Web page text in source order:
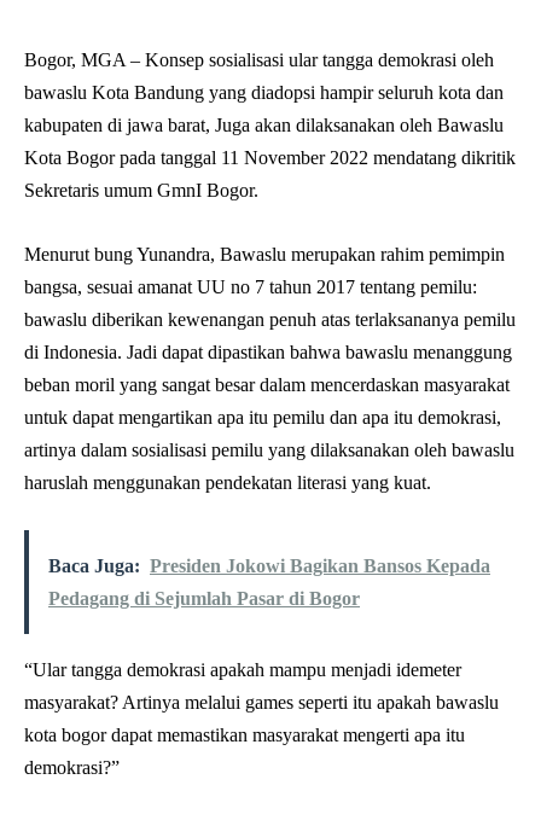
Bogor, MGA – Konsep sosialisasi ular tangga demokrasi oleh
bawaslu Kota Bandung yang diadopsi hampir seluruh kota dan
kabupaten di jawa barat, Juga akan dilaksanakan oleh Bawaslu
Kota Bogor pada tanggal 11 November 2022 mendatang dikritik
Sekretaris umum GmnI Bogor.
Menurut bung Yunandra, Bawaslu merupakan rahim pemimpin
bangsa, sesuai amanat UU no 7 tahun 2017 tentang pemilu:
bawaslu diberikan kewenangan penuh atas terlaksananya pemilu
di Indonesia. Jadi dapat dipastikan bahwa bawaslu menanggung
beban moril yang sangat besar dalam mencerdaskan masyarakat
untuk dapat mengartikan apa itu pemilu dan apa itu demokrasi,
artinya dalam sosialisasi pemilu yang dilaksanakan oleh bawaslu
haruslah menggunakan pendekatan literasi yang kuat.
Baca Juga: Presiden Jokowi Bagikan Bansos Kepada
Pedagang di Sejumlah Pasar di Bogor
“Ular tangga demokrasi apakah mampu menjadi idemeter
masyarakat? Artinya melalui games seperti itu apakah bawaslu
kota bogor dapat memastikan masyarakat mengerti apa itu
demokrasi?”